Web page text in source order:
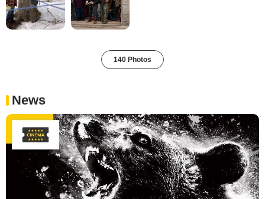
140 Photos
News